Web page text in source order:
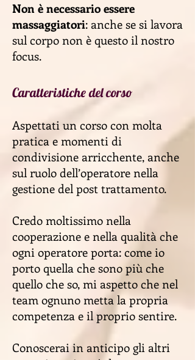
Non è necessario essere
massaggiatori: anche se si lavora
sul corpo non è questo il nostro
focus.
Caratteristiche delcorso
Aspettati un corso con molta
pratica e momenti di
condivisione arricchente, anche
sul ruolo dell’operatore nella
gestione del post trattamento.
Credo moltissimo nella
cooperazione e nella qualità che
ogni operatore porta: come io
porto quella che sono più che
quello che so, mi aspetto che nel
team ognuno metta la propria
competenza e il proprio sentire.
Conoscerai in anticipo gli altri